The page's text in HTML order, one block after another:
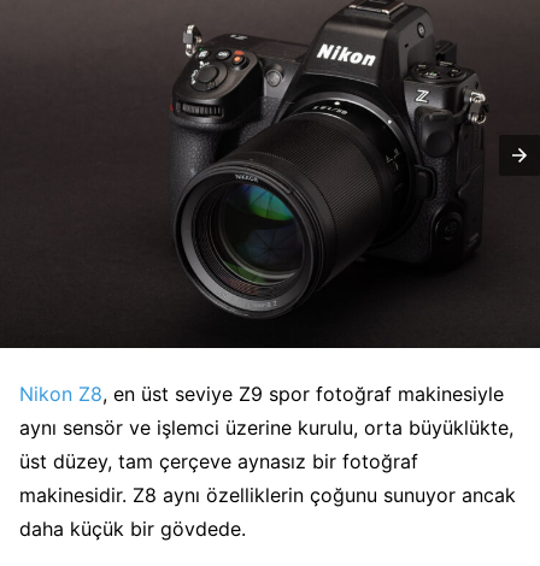
Nikon Z8, en üst seviye Z9 spor fotoğraf makinesiyle
aynı sensör ve işlemci üzerine kurulu, orta büyüklükte,
üst düzey, tam çerçeve aynasız bir fotoğraf
makinesidir. Z8 aynı özelliklerin çoğunu sunuyor ancak
daha küçük bir gövdede.